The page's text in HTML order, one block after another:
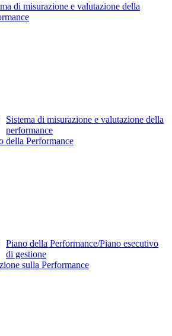
di misurazione e valutazione della
Sistema di misurazione e valutazione della
performance
della Performance
Piano della Performance/Piano esecutivo
di gestione
sulla Performance